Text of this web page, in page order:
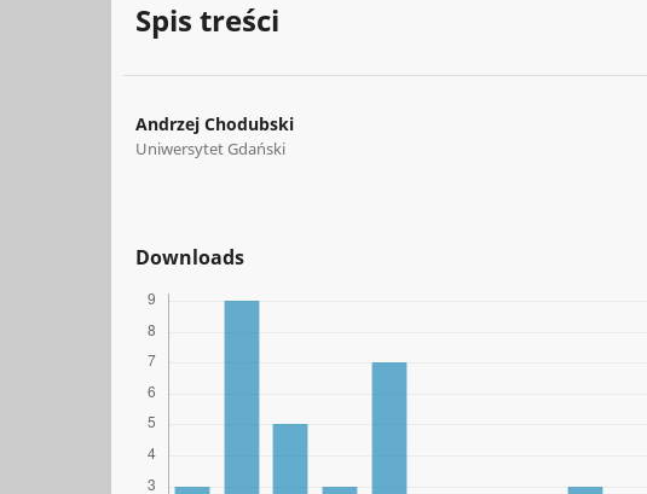
Spis treści
Andrzej Chodubski
Uniwersytet Gdański
Downloads